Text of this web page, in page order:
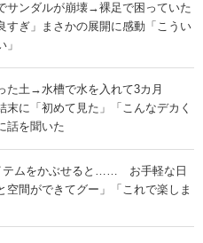
サンダルが崩壊→裸足で困っていた
ぎ」まさかの展開に感動「こうい
た土→水槽で水を入れて3カ月
に「初めて見た」「こんなデカく
話を聞いた
テムをかぶせると…… お手軽な日
空間ができてグー」「これで楽しま